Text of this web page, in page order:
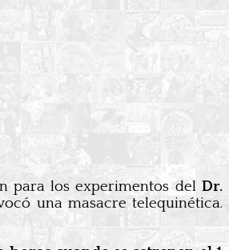
para los experimentos delDr.
una masacre telequinética.